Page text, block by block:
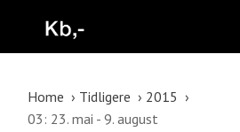
Home Tidligere
2015
03: 23. mai - 9. august